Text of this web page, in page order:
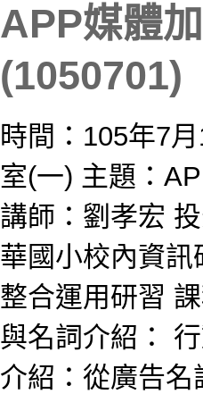
APP媒體
(1050701)
時間：105年7
室(一) 主題：
講師：劉孝宏
華國小校內資
整合運用研習
與名詞介紹：
介紹：從廣告